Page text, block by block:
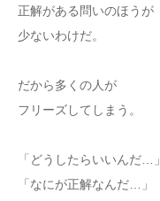
正解がある問いのほうが
少ないわけだ。
だから多くの人が
フリーズしてしまう。
「どうしたらいいんだ…」
「なにが正解なんだ…」